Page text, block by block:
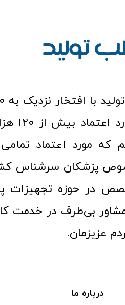
عرصه
که مورد اعتماد
پزشکان سرشناس
در حوزه تجهیزات
بی‌طرف در خدمت
عزیزمان.
درباره ما